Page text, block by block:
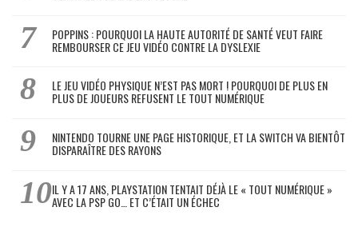
POPPINS : POURQUOI LA HAUTE AUTORITÉ DE SANTÉ VEUT FAIRE
REMBOURSER CE JEU VIDÉO CONTRE LA DYSLEXIE
LE JEU VIDÉO PHYSIQUE N’EST PAS MORT ! POURQUOI DE PLUS EN
PLUS DE JOUEURS REFUSENT LE TOUT NUMÉRIQUE
NINTENDO TOURNE UNE PAGE HISTORIQUE, ET LA SWITCH VA BIENTÔT
DISPARAÎTRE DES RAYONS
IL Y A 17 ANS, PLAYSTATION TENTAIT DÉJÀ LE « TOUT NUMÉRIQUE »
AVEC LA PSP GO… ET C’ÉTAIT UN ÉCHEC